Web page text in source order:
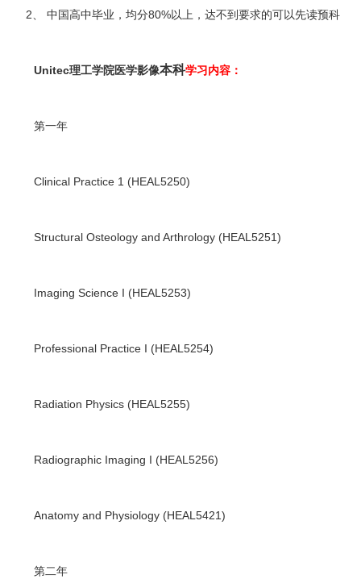
2、 中国高中毕业，均分80%以上，达不到要求的可以先读预科
Unitec理工学院医学影像本科学习内容：
第一年
Clinical Practice 1 (HEAL5250)
Structural Osteology and Arthrology (HEAL5251)
Imaging Science I (HEAL5253)
Professional Practice I (HEAL5254)
Radiation Physics (HEAL5255)
Radiographic Imaging I (HEAL5256)
Anatomy and Physiology (HEAL5421)
第二年